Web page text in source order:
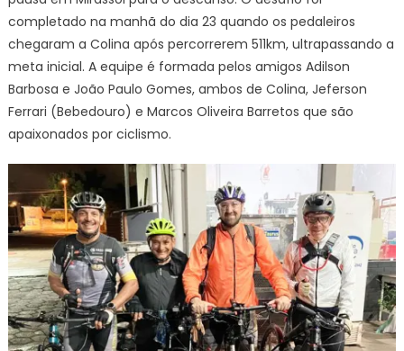
completado na manhã do dia 23 quando os pedaleiros
chegaram a Colina após percorrerem 511km, ultrapassando a
meta inicial. A equipe é formada pelos amigos Adilson
Barbosa e João Paulo Gomes, ambos de Colina, Jeferson
Ferrari (Bebedouro) e Marcos Oliveira Barretos que são
apaixonados por ciclismo.